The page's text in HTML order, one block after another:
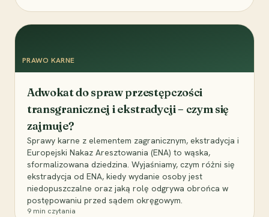
PRAWO KARNE
Adwokat do spraw przestępczości
transgranicznej i ekstradycji – czym się
zajmuje?
Sprawy karne z elementem zagranicznym, ekstradycja i
Europejski Nakaz Aresztowania (ENA) to wąska,
sformalizowana dziedzina. Wyjaśniamy, czym różni się
ekstradycja od ENA, kiedy wydanie osoby jest
niedopuszczalne oraz jaką rolę odgrywa obrońca w
postępowaniu przed sądem okręgowym.
9 min czytania